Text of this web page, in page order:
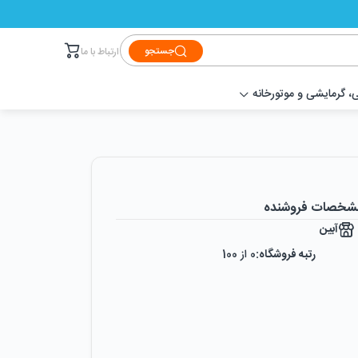
جستجو ارتباط با ما
گرمایشی و موتورخانه
فروشنده
آبین
رتبه فروشگاه:0 از 100